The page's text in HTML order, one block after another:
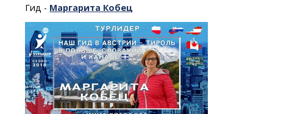
Гид - Маргарита Кобец